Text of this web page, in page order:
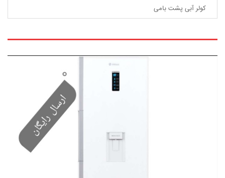
کولر آبی پشت بامی